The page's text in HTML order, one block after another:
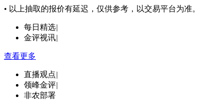
• 以上抽取的报价有延迟，仅供参考，以交易平台为准。
每日精选|
金评视讯|
查看更多
直播观点|
领峰金评|
非农部署